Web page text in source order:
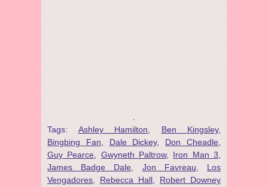
Tags: Ashley Hamilton Ben Kingsley,
Bingbing Fan
Dale Dickey, Don Cheadle
Guy Pearce
Gwyneth Paltrow, Iron Man 3
James Badge Dale
Jon Favreau
Los
Vengadores
Rebecca Hall
Robert Downey